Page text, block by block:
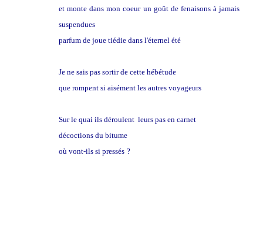
et monte dans mon coeur un goût de fenaisons à jamais
suspendues
parfum de joue tiédie dans l'éternel été
Je ne sais pas sortir de cette hébétude
que rompent si aisément les autres voyageurs
Sur le quai ils déroulent leurs pas en carnet
décoctions du bitume
où vont-ils si pressés ?